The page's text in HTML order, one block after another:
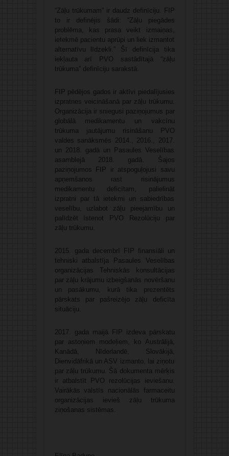
“Zāļu trūkumam” ir daudz definīciju. FIP
to ir definējis šādi: “Zāļu piegādes
problēma, kas prasa veikt izmaiņas,
ietekmē pacientu aprūpi un liek izmantot
alternatīvu līdzekli.” Šī definīcija tika
iekļauta arī PVO sastādītajā “zāļu
trūkuma” definīciju sarakstā.
FIP pēdējos gados ir aktīvi piedalījusies
izpratnes veicināšanā par zāļu trūkumu.
Organizācija ir sniegusi paziņojumus par
globālā medikamentu un vakcīnu
trūkuma jautājumu risināšanu PVO
valdes sanāksmēs 2014., 2016., 2017.
un 2018. gadā un Pasaules Veselības
asamblejā 2018. gadā. Šajos
paziņojumos FIP ir atspoguļojusi savu
apņemšanos rast risinājumus
medikamentu deficītam, palielināt
izpratni par tā ietekmi un sabiedrības
veselību, uzlabot zāļu pieejamību un
palīdzēt īstenot PVO Rezolūciju par
zāļu trūkumu.
2015. gada decembrī FIP finansiāli un
tehniski atbalstīja Pasaules Veselības
organizācijas Tehniskās konsultācijas
par zāļu krājumu izbeigšanās novēršanu
un pasākumu, kurā tika prezentēts
pārskats par pašreizējo zāļu deficīta
situāciju.
2017. gada maijā FIP izdeva pārskatu
par astoņiem modeļiem, ko Austrālijā,
Kanādā, Nīderlandē, Slovākijā,
Dienvidāfrikā un ASV izmanto, lai ziņotu
par zāļu trūkumu. Šā dokumenta mērķis
ir atbalstīt PVO rezolūcijas ieviešanu.
Vairākās valstīs nacionālās farmaceitu
organizācijas ievieš zāļu trūkuma
ziņošanas sistēmas.